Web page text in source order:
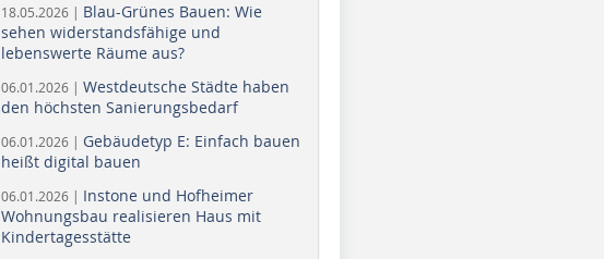
18.05.2026 | Blau-Grünes Bauen: Wie
sehen widerstandsfähige und
lebenswerte Räume aus?
06.01.2026 | Westdeutsche Städte haben
den höchsten Sanierungsbedarf
06.01.2026 | Gebäudetyp E: Einfach bauen
heißt digital bauen
06.01.2026 | Instone und Hofheimer
Wohnungsbau realisieren Haus mit
Kindertagesstätte